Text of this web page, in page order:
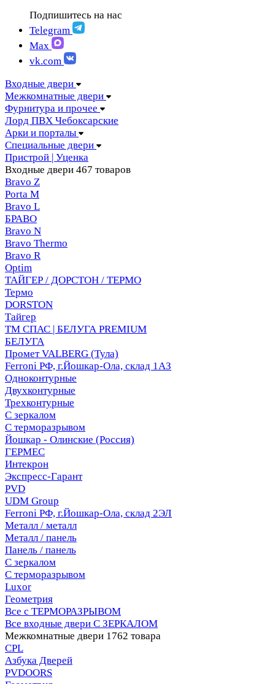
ЛОРД Чебоксары
Складные двери
Скрытые двери
FELICIA | Феличия
FUTURISTIC | Футуристик
ITALY | Италия
KANTRI | Кантри
LUMI LINE | Люми лайн
MIA MARIA | Мия Мария
MILETTI | Милетти
MODERN | Модерн
MOLLE | Молле
MONTE | Монте
PRIMA | Прима
RENAISSANCE | Ренессанс
RILIEVO | Рильево
STYLE | Стайл
TECHNO | Техно
TOCCO | ТОККО
VILLA KANTRI | Вилла кантри
Подпишитесь на нас
Telegram
Max
vk.com
Входные двери
Межкомнатные двери
Фурнитура и прочее
Лорд ПВХ Чебоксарские
Арки и порталы
Специальные двери
Пристрой | Уценка
Входные двери 467 товаров
Bravo Z
Porta М
Bravo L
БРАВО
Bravo N
Bravo Thermo
Bravo R
Optim
ТАЙГЕР / ДОРСТОН / ТЕРМО
Термо
DORSTON
Тайгер
ТМ СПАС | БЕЛУГА PREMIUM
БЕЛУГА
Промет VALBERG (Тула)
Ferroni РФ, г.Йошкар-Ола, склад 1АЗ
Одноконтурные
Двухконтурные
Трехконтурные
С зеркалом
С терморазрывом
Йошкар - Олинские (Россия)
ГЕРМЕС
Интекрон
Экспресс-Гарант
PVD
UDM Group
Ferroni РФ, г.Йошкар-Ола, склад 2ЭЛ
Металл / металл
Металл / панель
Панель / панель
С зеркалом
С терморазрывом
Luxor
Геометрия
Все с ТЕРМОРАЗРЫВОМ
Все входные двери С ЗЕРКАЛОМ
Межкомнатные двери 1762 товара
CPL
Азбука Дверей
PVDOORS